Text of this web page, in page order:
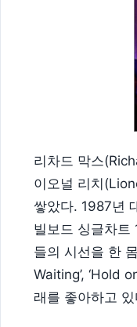
리차드 막스
이오널 리치
쌓았다. 1987년
빌보드 싱글차트
들의 시선을 한
Waiting’, ‘Hold
래를 좋아하고 있